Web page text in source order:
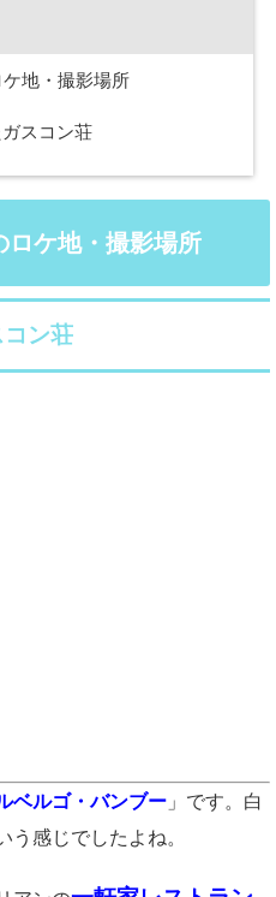
地・撮影場所
スコン荘
ロケ地・撮影場所
ン荘
ベルゴ・バンブー 」です。白
う感じでしたよね。